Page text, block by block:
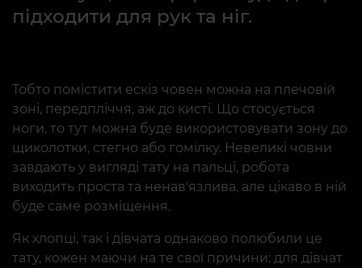
підходити для рук та ніг.
Тобто помістити ескіз човен можна на плечовій
зоні, передпліччя, аж до кисті. Що стосується
ноги, то тут можна буде використовувати зону до
щиколотки, стегно або гомілку. Невеликі човни
завдають у вигляді тату на пальці, робота
виходить проста та ненав'язлива, але цікаво в ній
буде саме розміщення.
Як хлопці, так і дівчата однаково полюбили це
тату, кожен маючи на те свої причини: для дівчат